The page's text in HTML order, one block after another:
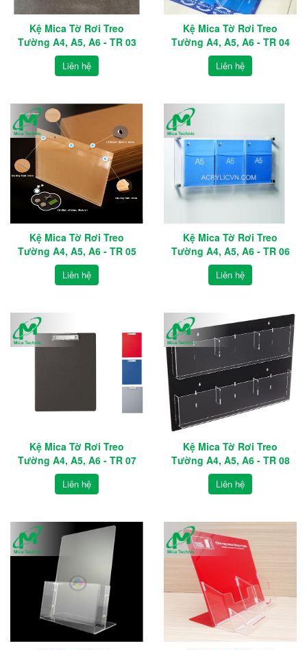
Kệ Mica Tờ Rơi Treo
Tường A4, A5, A6 - TR 03
Liên hệ
Kệ Mica Tờ Rơi Treo
Tường A4, A5, A6 - TR 04
Liên hệ
Kệ Mica Tờ Rơi Treo
Tường A4, A5, A6 - TR 05
Liên hệ
Kệ Mica Tờ Rơi Treo
Tường A4, A5, A6 - TR 06
Liên hệ
Kệ Mica Tờ Rơi Treo
Tường A4, A5, A6 - TR 07
Liên hệ
Kệ Mica Tờ Rơi Treo
Tường A4, A5, A6 - TR 08
Liên hệ